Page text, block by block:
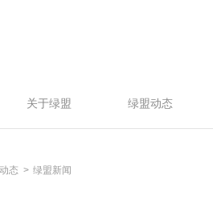
关于绿盟 绿盟动态
态 绿盟新闻